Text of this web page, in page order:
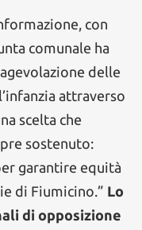
con
comunale ha
delle
attraverso
scelta che
sostenuto:
garantire equità
di Fiumicino.” Lo
di opposizione